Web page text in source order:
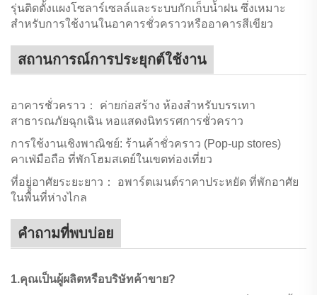
รุ่นติดตั้งแผงโซลาร์เซลล์และระบบกักเก็บน้ำฝน ซึ่งเหมาะ
สำหรับการใช้งานในอาคารชั่วคราวหรืออาคารสีเขียว
สถานการณ์การประยุกต์ใช้งาน
อาคารชั่วคราว： ค่ายก่อสร้าง ห้องสำหรับบรรเทา
สาธารณภัยฉุกเฉิน หอแสดงนิทรรศการชั่วคราว
การใช้งานเชิงพาณิชย์: ร้านค้าชั่วคราว (Pop-up stores)
คาเฟ่มือถือ ที่พักโฮมสเตย์ในเขตท่องเที่ยว
ที่อยู่อาศัยระยะยาว： อพาร์ตเมนต์ราคาประหยัด ที่พักอาศัย
ในพื้นที่ห่างไกล
คำถามที่พบบ่อย
1.คุณเป็นผู้ผลิตหรือบริษัทค้าขาย?